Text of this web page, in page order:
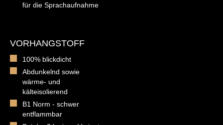
für die Sprachaufnahme
VORHANGSTOFF
100% blickdicht
Abdunkelnd sowie
wärme- und
kälteisolierend
B1 Norm - schwer
entflammbar